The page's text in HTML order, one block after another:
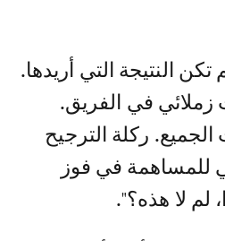
النتيجة التي أريدها.
في الفريق.
ركلة الترجيح
في فوز
لم لا هذه؟".